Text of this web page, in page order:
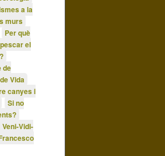
a la
murs
Per què
el
de
Vida
canyes i
Si no
Veni-Vidi-